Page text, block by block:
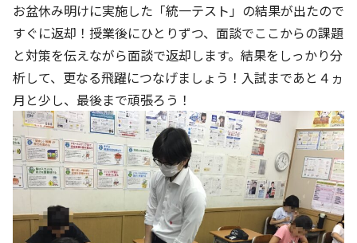
お盆休み明けに実施した「統一テスト」の結果が出たので
すぐに返却！授業後にひとりずつ、面談でここからの課題
と対策を伝えながら面談で返却します。結果をしっかり分
析して、更なる飛躍につなげましょう！入試まであと４ヵ
月と少し、最後まで頑張ろう！